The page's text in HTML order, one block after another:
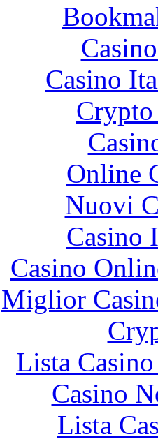
Casino
Online
Nuovi
Casino
Casino
Miglior
Lista
Casino
Lista